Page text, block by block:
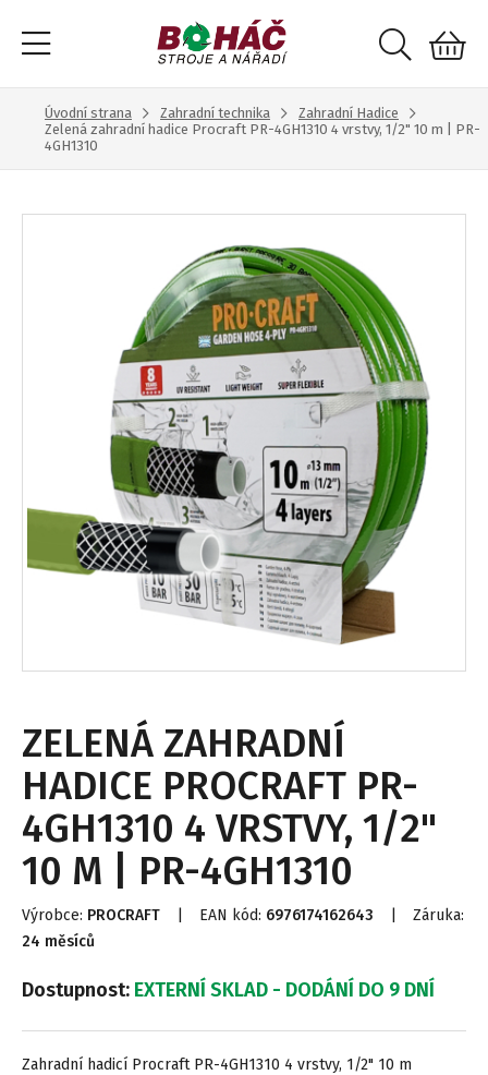
Úvodní strana Zahradní technika
Zahradní Hadice
Zelená zahradní hadice Procraft PR-4GH1310 4 vrstvy, 1/2" 10 m | PR-
4GH1310
ZELENÁ ZAHRADNÍ
HADICE PROCRAFT PR-
4GH1310 4 VRSTVY, 1/2"
10 M | PR-4GH1310
Výrobce: PROCRAFT EAN kód: 6976174162643
Záruka:
24 měsíců
Dostupnost: EXTERNÍ SKLAD - DODÁNÍ DO 9 DNÍ
Zahradní hadicí Procraft PR-4GH1310 4 vrstvy, 1/2" 10 m